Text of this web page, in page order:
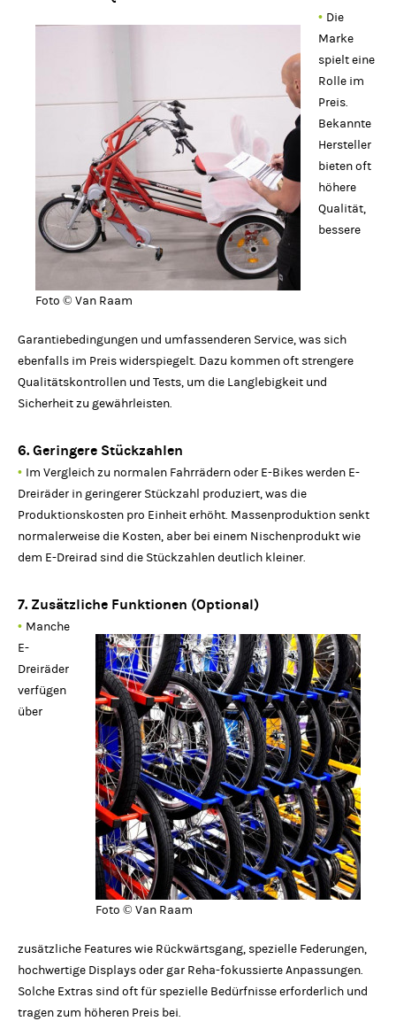
Foto © Van Raam
• Die
Marke
spielt eine
Rolle im
Preis.
Bekannte
Hersteller
bieten oft
höhere
Qualität,
bessere
Garantiebedingungen und umfassenderen Service, was sich
ebenfalls im Preis widerspiegelt. Dazu kommen oft strengere
Qualitätskontrollen und Tests, um die Langlebigkeit und
Sicherheit zu gewährleisten.
6. Geringere Stückzahlen
• Im Vergleich zu normalen Fahrrädern oder E-Bikes werden E-
Dreiräder in geringerer Stückzahl produziert, was die
Produktionskosten pro Einheit erhöht. Massenproduktion senkt
normalerweise die Kosten, aber bei einem Nischenprodukt wie
dem E-Dreirad sind die Stückzahlen deutlich kleiner.
7. Zusätzliche Funktionen (Optional)
Foto © Van Raam
• Manche
E-
Dreiräder
verfügen
über
zusätzliche Features wie Rückwärtsgang, spezielle Federungen,
hochwertige Displays oder gar Reha-fokussierte Anpassungen.
Solche Extras sind oft für spezielle Bedürfnisse erforderlich und
tragen zum höheren Preis bei.